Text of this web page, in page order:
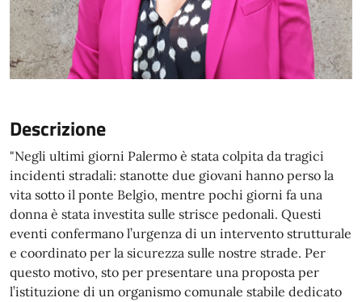
Descrizione
"Negli ultimi giorni Palermo è stata colpita da tragici
incidenti stradali: stanotte due giovani hanno perso la
vita sotto il ponte Belgio, mentre pochi giorni fa una
donna è stata investita sulle strisce pedonali. Questi
eventi confermano l’urgenza di un intervento strutturale
e coordinato per la sicurezza sulle nostre strade. Per
questo motivo, sto per presentare una proposta per
l’istituzione di un organismo comunale stabile dedicato